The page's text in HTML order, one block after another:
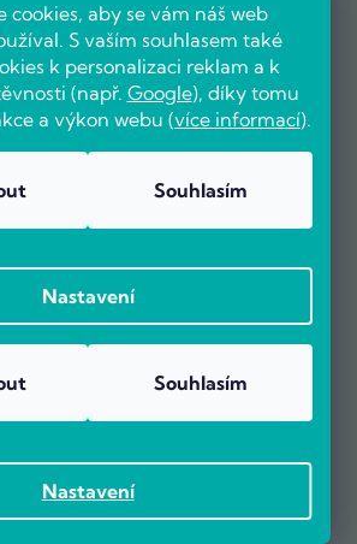
cookies, aby se vám náš web
S vaším souhlasem také
k personalizaci reklam a k
(např. Google), díky tomu
a výkon webu (více informací).
Nastavení
Souhlasím
Nastavení
Souhlasím